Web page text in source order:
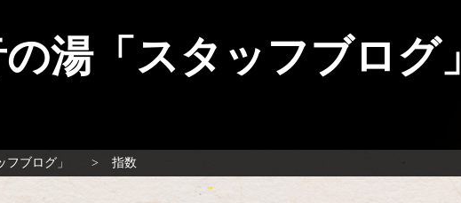
湯「スタッフブログ」
ブログ」 指数